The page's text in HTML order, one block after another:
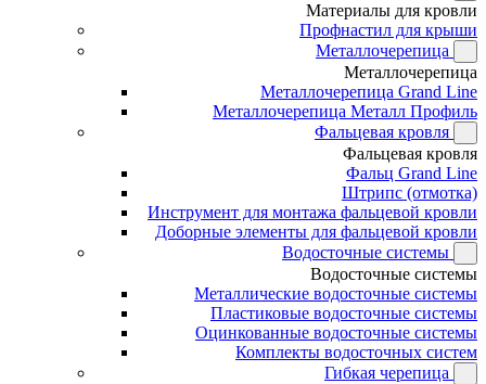
Материалы для кровли
Профнастил для крыши
Металлочерепица
Металлочерепица
Металлочерепица Grand Line
Металлочерепица Металл Профиль
Фальцевая кровля
Фальцевая кровля
Фальц Grand Line
Штрипс (отмотка)
Инструмент для монтажа фальцевой кровли
Доборные элементы для фальцевой кровли
Водосточные системы
Водосточные системы
Металлические водосточные системы
Пластиковые водосточные системы
Оцинкованные водосточные системы
Комплекты водосточных систем
Гибкая черепица